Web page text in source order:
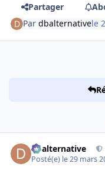
Partager
Pardbalternativele
dbalternative
Posté(e) le 29 mars